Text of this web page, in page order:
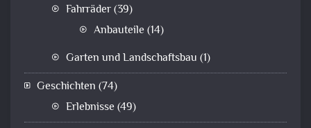
Fahrräder(39)
Anbauteile (14)
Garten und Landschaftsbau (1)
Geschichten (74)
Erlebnisse (49)